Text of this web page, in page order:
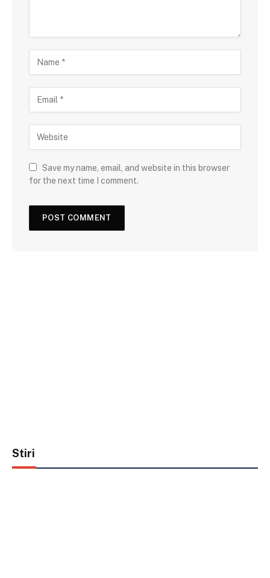
Save my name, email, and website in this browser
for the next time I comment.
Stiri